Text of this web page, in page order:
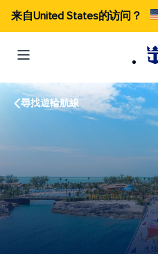
来自United States的访问？
尋找遊輪航線